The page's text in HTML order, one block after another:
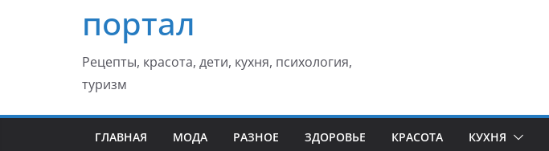
портал
Рецепты, красота, дети, кухня, психология,
туризм
ГЛАВНАЯ МОДА РАЗНОЕ ЗДОРОВЬЕ КРАСОТА КУХНЯ